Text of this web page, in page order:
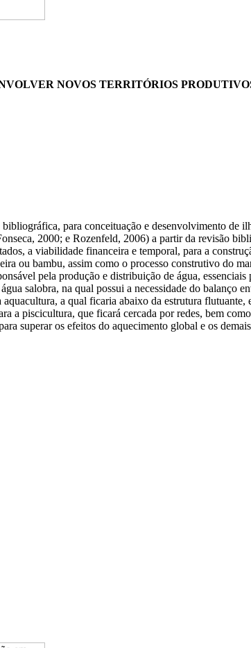
NOVOS TERRITÓRIOS
para conceituação e desenvolvimento de
2000; e Rozenfeld, 2006) a partir da revisão
a viabilidade financeira e temporal, para a
ou bambu, assim como o processo construtivo do
pela produção e distribuição de água, essenciais
salobra, na qual possui a necessidade do balanço
a qual ficaria abaixo da estrutura
a piscicultura, que ficará cercada por redes, bem
superar os efeitos do aquecimento global e os